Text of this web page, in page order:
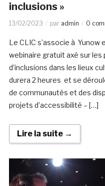
inclusions »
13/02/2023 par admin 0
Le CLIC s’associe à Yunow
webinaire gratuit axé sur
d’inclusions dans les lieux
durera 2 heures et se
de communautés et des
projets d’accessibilité – […]
Lire la suite →